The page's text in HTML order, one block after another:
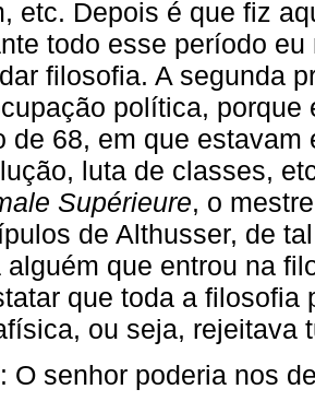
etc. Depois é que fiz
todo esse período
filosofia. A segunda
política,
de 68, em que
luta de classes,
Supérieure, o
de Althusser, de
alguém que entrou na
que toda a filosofia
ou seja, rejeitava
O senhor poderia nos